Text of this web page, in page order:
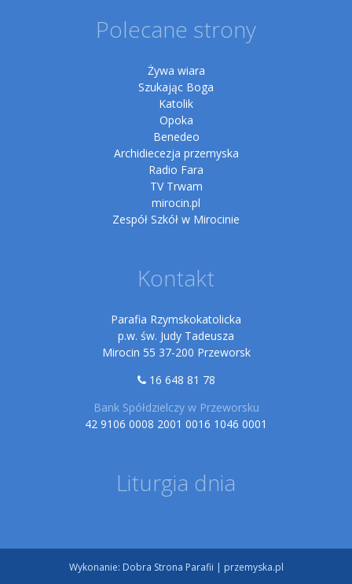
Polecane strony
Żywa wiara
Szukając Boga
Katolik
Opoka
Benedeo
Archidiecezja przemyska
Radio Fara
TV Trwam
mirocin.pl
Zespół Szkół w Mirocinie
Kontakt
Parafia Rzymskokatolicka
p.w. św. Judy Tadeusza
Mirocin 55 37-200 Przeworsk
16 648 81 78
Bank Spółdzielczy w Przeworsku
42 9106 0008 2001 0016 1046 0001
Liturgia dnia
Wykonanie: Dobra Strona Parafii | przemyska.pl